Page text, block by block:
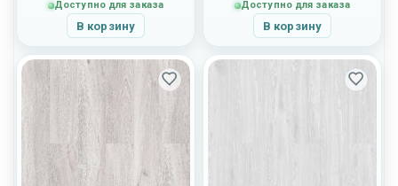
Доступно для заказа
В корзину
Доступно для заказа
В корзину